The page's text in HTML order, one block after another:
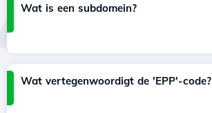
Wat is een subdomein?
Wat vertegenwoordigt de 'EPP'-code?